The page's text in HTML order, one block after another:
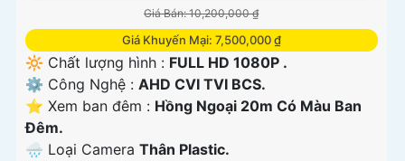
Giá Bán: 10,200,000 ₫
Giá Khuyến Mại: 7,500,000 ₫
🔆 Chất lượng hình : FULL HD 1080P .
⚙ Công Nghệ : AHD CVI TVI BCS.
⭐ Xem ban đêm : Hồng Ngoại 20m Có Màu Ban
Ðêm.
🌧️ Loại Camera Thân Plastic.